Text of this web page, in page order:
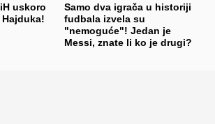
uskoro
Samo dva igrača u historiji
fudbala izvela su
"nemoguće"! Jedan je
Messi, znate li ko je drugi?